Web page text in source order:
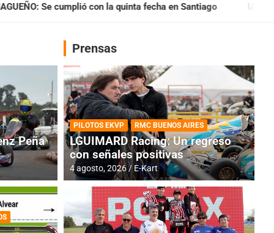
la quinta fecha en Santiago IAME SERIES ARGENTINA:
RMC BUENOS AIRES
Peña
Prensas
PILOTOS EKVP RMC BUENOS AIRES
LGUIMARD Racing: Un regreso
con señales positivas
4 agosto, 2026 E-Kart